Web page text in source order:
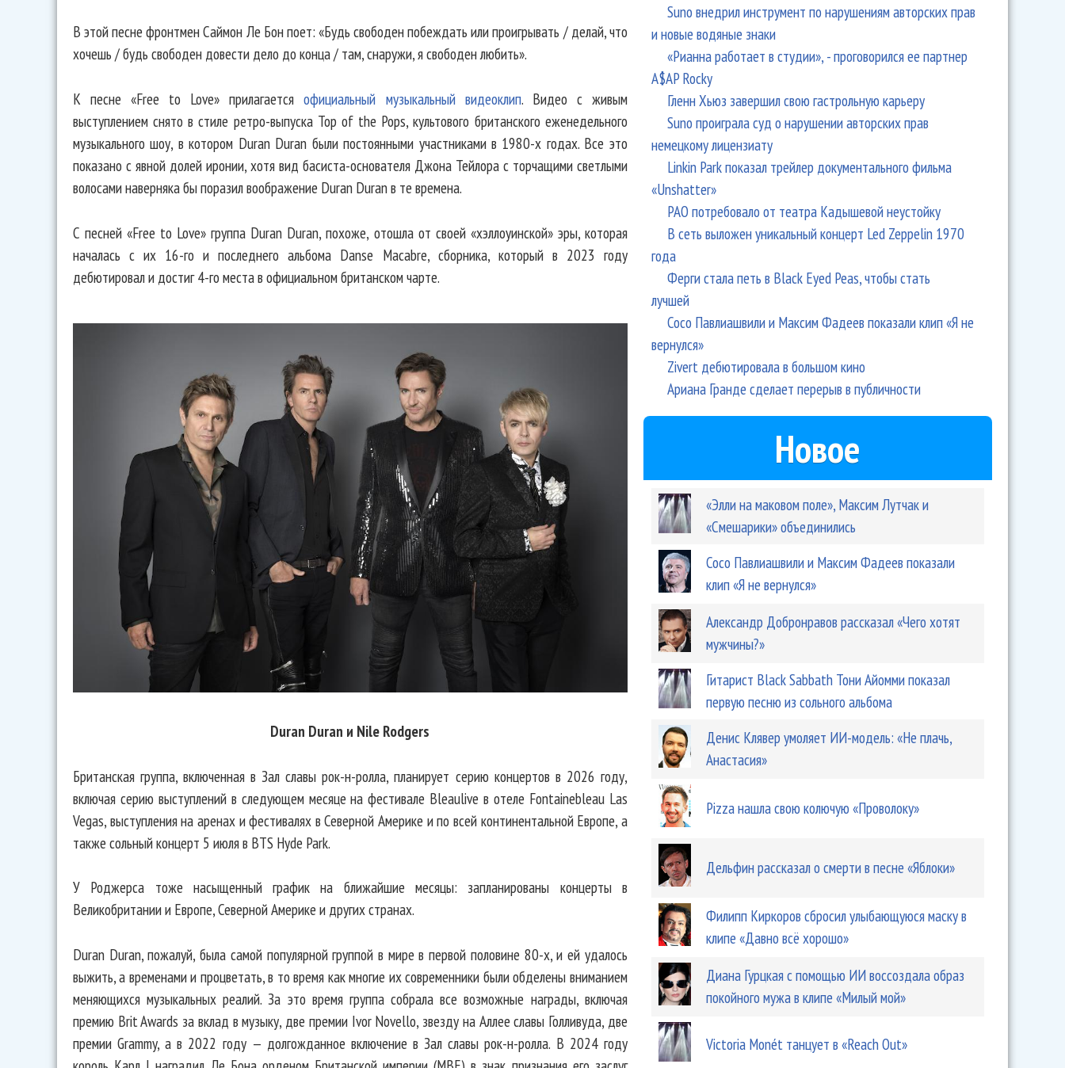
В этой песне фронтмен Саймон Ле Бон поет: «Будь свободен побеждать или проигрывать / делай, что
хочешь / будь свободен довести дело до конца / там, снаружи, я свободен любить».
К песне «Free to Love» прилагаетсяофициальный музыкальный видеоклип. Видео с живым
выступлением снято в стиле ретро-выпуска Top of the Pops, культового британского еженедельного
музыкального шоу, в котором Duran Duran были постоянными участниками в 1980-х годах. Все это
показано с явной долей иронии, хотя вид басиста-основателя Джона Тейлора с торчащими светлыми
волосами наверняка бы поразил воображение Duran Duran в те времена.
С песней «Free to Love» группа Duran Duran, похоже, отошла от своей «хэллоуинской» эры, которая
началась с их 16-го и последнего альбома Danse Macabre, сборника, который в 2023 году
дебютировал и достиг 4-го места в официальном британском чарте.
Duran Duran и Nile Rodgers
Британская группа, включенная в Зал славы рок-н-ролла, планирует серию концертов в 2026 году,
включая серию выступлений в следующем месяце на фестивале Bleaulive в отеле Fontainebleau Las
Vegas, выступления на аренах и фестивалях в Северной Америке и по всей континентальной Европе, а
также сольный концерт 5 июля в BTS Hyde Park.
У Роджерса тоже насыщенный график на ближайшие месяцы: запланированы концерты в
Великобритании и Европе, Северной Америке и других странах.
Duran Duran, пожалуй, была самой популярной группой в мире в первой половине 80-х, и ей удалось
выжить, а временами и процветать, в то время как многие их современники были обделены вниманием
меняющихся музыкальных реалий. За это время группа собрала все возможные награды, включая
премию Brit Awards за вклад в музыку, две премии Ivor Novello, звезду на Аллее славы Голливуда, две
премии Grammy, а в 2022 году — долгожданное включение в Зал славы рок-н-ролла. В 2024 году
Suno внедрил инструмент по нарушениям авторских прав
и новые водяные знаки
«Рианна работает в студии», - проговорился ее партнер
A$AP Rocky
Гленн Хьюз завершил свою гастрольную карьеру
Suno проиграла суд о нарушении авторских прав
немецкому лицензиату
Linkin Park показал трейлер документального фильма
«Unshatter»
РАО потребовало от театра Кадышевой неустойку
В сеть выложен уникальный концерт Led Zeppelin 1970
года
Ферги стала петь в Black Eyed Peas, чтобы стать
лучшей
Сосо Павлиашвили и Максим Фадеев показали клип «Я не
вернулся»
Zivert дебютировала в большом кино
Ариана Гранде сделает перерыв в публичности
Новое
«Элли на маковом поле», Максим Лутчак и
«Смешарики» объединились
Сосо Павлиашвили и Максим Фадеев показали
клип «Я не вернулся»
Александр Добронравов рассказал «Чего хотят
мужчины?»
Гитарист Black Sabbath Тони Айомми показал
первую песню из сольного альбома
Денис Клявер умоляет ИИ-модель: «Не плачь,
Анастасия»
Pizza нашла свою колючую «Проволоку»
Дельфин рассказал о смерти в песне «Яблоки»
Филипп Киркоров сбросил улыбающуюся маску в
клипе «Давно всё хорошо»
Диана Гурцкая с помощью ИИ воссоздала образ
покойного мужа в клипе «Милый мой»
Victoria Monét танцует в «Reach Out»